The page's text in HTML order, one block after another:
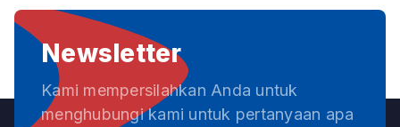
Newsletter
Kami mempersilahkan Anda untuk
menghubungi kami untuk pertanyaan apa